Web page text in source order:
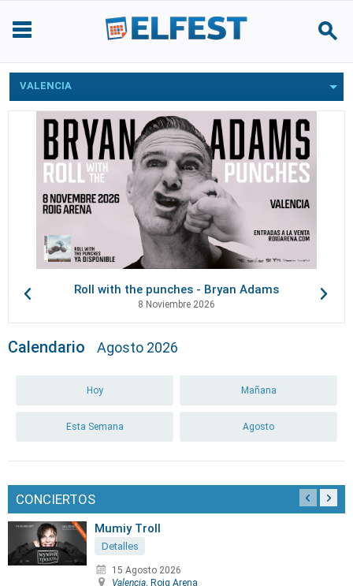
VALENCIA
Roll with the punches - Bryan Adams
8 Noviembre 2026
Calendario Agosto 2026
Hoy Mañana
Esta Semana Agosto
CONCIERTOS
Mumiy Troll
Detalles
15 Agosto 2026
Valencia, Roig Arena